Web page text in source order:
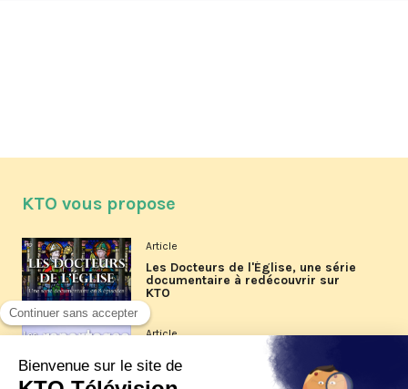
KTO vous propose
Article
Les Docteurs de l'Église, une série
documentaire à redécouvrir sur
KTO
Article
Les reportages d'été 2026 de KTO